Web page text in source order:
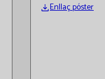
Enllaç póster